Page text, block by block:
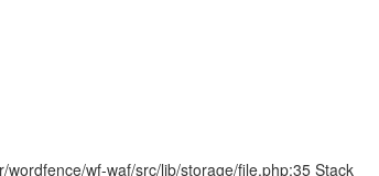
wf-waf/src/lib/storage/file.php:35 Stack